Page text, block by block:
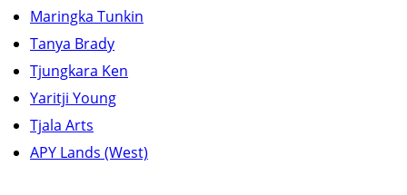
Maringka Tunkin
Tanya Brady
Tjungkara Ken
Yaritji Young
Tjala Arts
APY Lands (West)